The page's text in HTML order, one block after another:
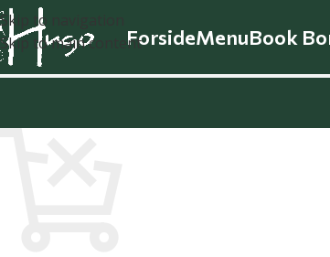
Skip to navigation
Skip to main contentForsideMenuBook